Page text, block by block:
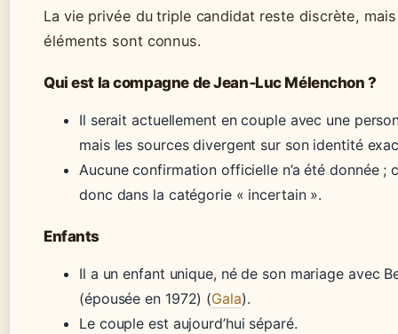
La vie privée du triple candidat reste discrète,
éléments sont connus.
Qui est la compagne de Jean‑Luc Mélenchon ?
Il serait actuellement en couple avec une
mais les sources divergent sur son identité
Aucune confirmation officielle n’a été donnée ;
donc dans la catégorie « incertain ».
Enfants
Il a un enfant unique, né de son mariage avec
(épousée en 1972) (Gala).
Le couple est aujourd’hui séparé.